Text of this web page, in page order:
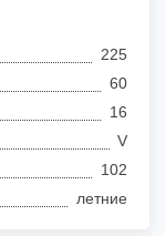
225
60
16
V
102
летние